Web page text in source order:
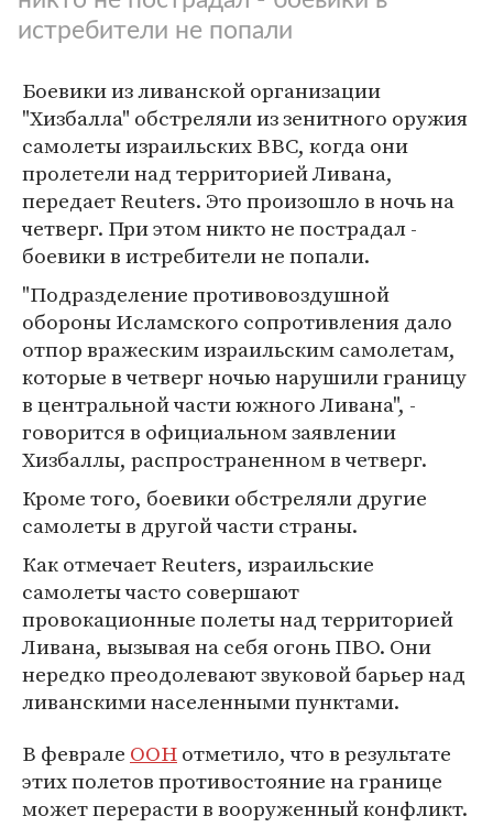
истребители не попали
Боевики из ливанской организации
"Хизбалла" обстреляли из зенитного оружия
самолеты израильских ВВС, когда они
пролетели над территорией Ливана,
передает Reuters. Это произошло в ночь на
четверг. При этом никто не пострадал -
боевики в истребители не попали.
"Подразделение противовоздушной
обороны Исламского сопротивления дало
отпор вражеским израильским самолетам,
которые в четверг ночью нарушили границу
в центральной части южного Ливана", -
говорится в официальном заявлении
Хизбаллы, распространенном в четверг.
Кроме того, боевики обстреляли другие
самолеты в другой части страны.
Как отмечает Reuters, израильские
самолеты часто совершают
провокационные полеты над территорией
Ливана, вызывая на себя огонь ПВО. Они
нередко преодолевают звуковой барьер над
ливанскими населенными пунктами.
В феврале ООНотметило, что в результате
этих полетов противостояние на границе
может перерасти в вооруженный конфликт.